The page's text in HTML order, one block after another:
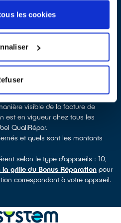
les cookies
notreannuaire de
. En cliquant sur la fiche
Réfrigérateur, lave-linge, petit
outils électriques : à chaque
spécialisé et labellisé
Réparation à Morigny-Champigny
visible de la facture de
est en vigueur chez tous les
QualiRépar.
et quels sont les montants
selon le type d’appareils : 10,
grille du Bonus Réparation pour
correspondant à votre appareil.